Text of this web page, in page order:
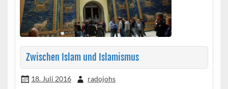
Zwischen Islam und Islamismus
18. Juli 2016 radojohs